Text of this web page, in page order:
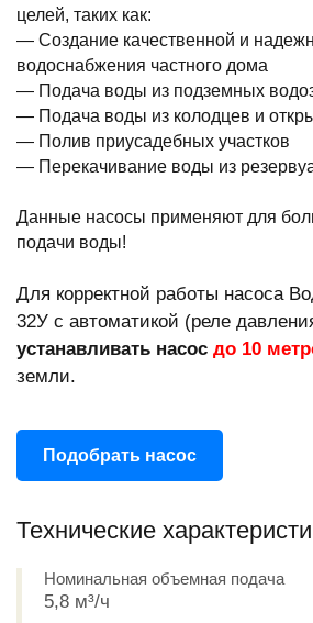
целей, таких как:
— Создание качественной и
водоснабжения частного дома
— Подача воды из подземных
— Подача воды из колодцев и
— Полив приусадебных участков
— Перекачивание воды из
Данные насосы применяют для
подачи воды!
Для корректной работы насоса
32У с автоматикой (реле
устанавливать насос до 10
земли.
Подобрать насос
Технические
Номинальная объемная подача
5,8 м³/ч